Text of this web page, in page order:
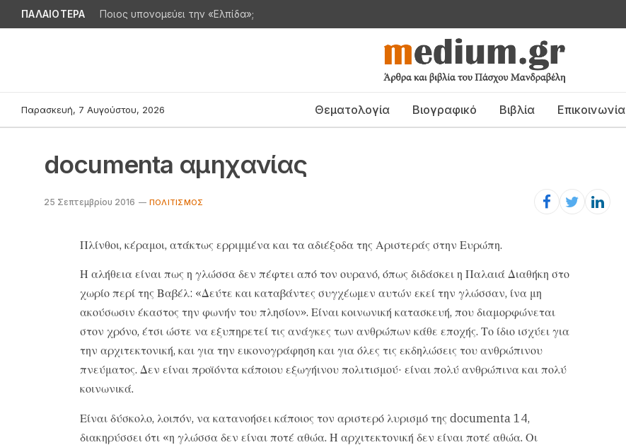
ΠΑΛΑΙΟΤΕΡΑ Ποιος υπονομεύει την «Ελπίδα»;
Παρασκευή, 7 Αυγούστου, 2026 Θεματολογία Βιογραφικό Βιβλία Επικοινωνία
documenta αμηχανίας
25 Σεπτεμβρίου 2016 ΠΟΛΙΤΙΣΜΌΣ
Πλίνθοι, κέραμοι, ατάκτως ερριμμένα και τα αδιέξοδα της Αριστεράς στην Ευρώπη.
Η αλήθεια είναι πως η γλώσσα δεν πέφτει από τον ουρανό, όπως διδάσκει η Παλαιά Διαθήκη στο
χωρίο περί της Βαβέλ: «Δεύτε και καταβάντες συγχέωμεν αυτών εκεί την γλώσσαν, ίνα μη
ακούσωσιν έκαστος την φωνήν του πλησίον». Είναι κοινωνική κατασκευή, που διαμορφώνεται
στον χρόνο, έτσι ώστε να εξυπηρετεί τις ανάγκες των ανθρώπων κάθε εποχής. Το ίδιο ισχύει για
την αρχιτεκτονική, και για την εικονογράφηση και για όλες τις εκδηλώσεις του ανθρώπινου
πνεύματος. Δεν είναι προϊόντα κάποιου εξωγήινου πολιτισμού· είναι πολύ ανθρώπινα και πολύ
κοινωνικά.
Είναι δύσκολο, λοιπόν, να κατανοήσει κάποιος τον αριστερό λυρισμό της documenta 14,
διακηρύσσει ότι «η γλώσσα δεν είναι ποτέ αθώα. Η αρχιτεκτονική δεν είναι ποτέ αθώα. Οι